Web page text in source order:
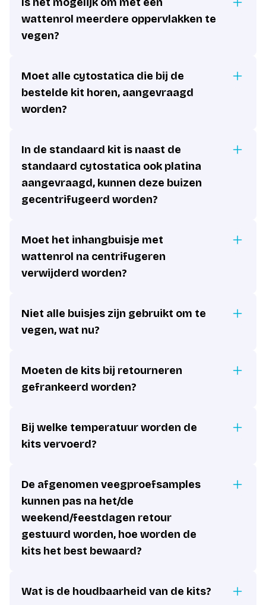
wattenrol meerdere oppervlakken te
vegen?
Moet alle cytostatica die bij de
bestelde kit horen, aangevraagd
worden?
In de standaard kit is naast de
standaard cytostatica ook platina
aangevraagd, kunnen deze buizen
gecentrifugeerd worden?
Moet het inhangbuisje met
wattenrol na centrifugeren
verwijderd worden?
Niet alle buisjes zijn gebruikt om te
vegen, wat nu?
Moeten de kits bij retourneren
gefrankeerd worden?
Bij welke temperatuur worden de
kits vervoerd?
De afgenomen veegproefsamples
kunnen pas na het/de
weekend/feestdagen retour
gestuurd worden, hoe worden de
kits het best bewaard?
Wat is de houdbaarheid van de kits?